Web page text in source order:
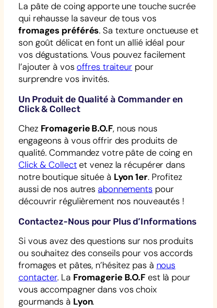
La pâte de coing apporte une touche sucrée
qui rehausse la saveur de tous vos
fromages préférés. Sa texture onctueuse et
son goût délicat en font un allié idéal pour
vos dégustations. Vous pouvez facilement
l’ajouter à vos offres traiteurpour
surprendre vos invités.
Un Produit de Qualité à Commander en
Click & Collect
Chez Fromagerie B.O.F, nous nous
engageons à vous offrir des produits de
qualité. Commandez votre pâte de coing en
Click & Collectet venez la récupérer dans
notre boutique située à Lyon 1er. Profitez
aussi de nos autres abonnements pour
découvrir régulièrement nos nouveautés !
Contactez-Nous pour Plus d’Informations
Si vous avez des questions sur nos produits
ou souhaitez des conseils pour vos accords
fromages et pâtes, n’hésitez pas à nous
contacter. La Fromagerie B.O.F est là pour
vous accompagner dans vos choix
gourmands à Lyon.